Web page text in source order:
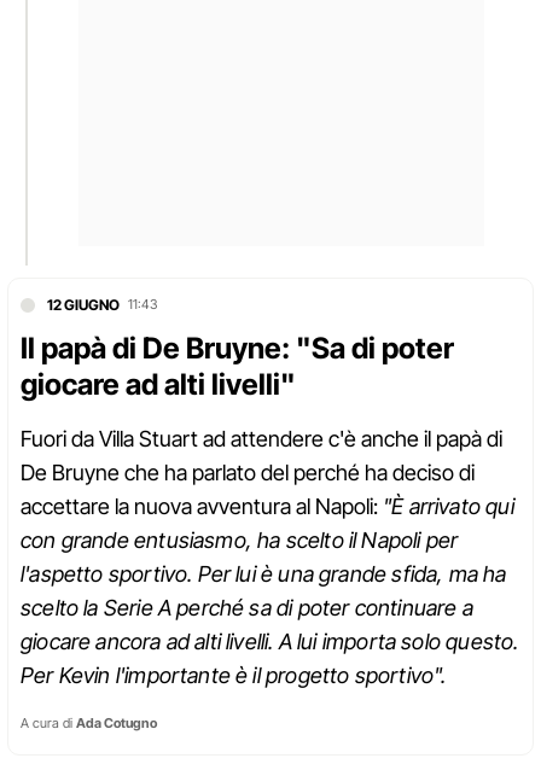
12 GIUGNO 11:43
Il papà di De Bruyne: "Sa di poter
giocare ad alti livelli"
Fuori da Villa Stuart ad attendere c'è anche il papà di
De Bruyne che ha parlato del perché ha deciso di
accettare la nuova avventura al Napoli: "È arrivato qui
con grande entusiasmo, ha scelto il Napoli per
l'aspetto sportivo. Per lui è una grande sfida, ma ha
scelto la Serie A perché sa di poter continuare a
giocare ancora ad alti livelli. A lui importa solo questo.
Per Kevin l'importante è il progetto sportivo".
A cura di Ada Cotugno